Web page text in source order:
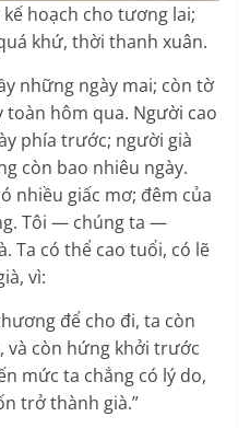
hoạch cho tương lai;
khứ, thời thanh xuân.
những ngày mai; còn tờ
toàn hôm qua. Người cao
phía trước; người già
còn bao nhiêu ngày.
nhiều giấc mơ; đêm của
Tôi — chúng ta —
Ta có thể cao tuổi, có lẽ
vì:
để cho đi, ta còn
và còn hứng khởi trước
mức ta chẳng có lý do,
trở thành già.”